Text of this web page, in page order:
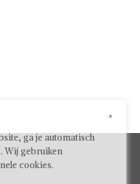
×
ga je automatisch
Wij gebruiken
cookies.